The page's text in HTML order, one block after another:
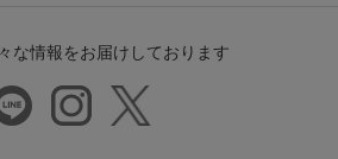
な情報をお届けしております